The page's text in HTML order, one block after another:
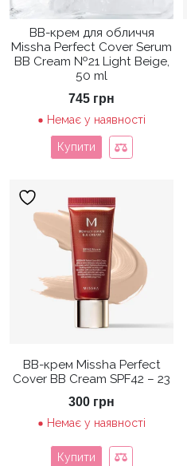
ВВ-крем для обличчя
Missha Perfect Cover Serum
BB Cream №21 Light Beige,
50 ml
745 грн
Немає у наявності
Купити
BB-крем Missha Perfect
Cover BB Cream SPF42 – 23
300 грн
Немає у наявності
Купити